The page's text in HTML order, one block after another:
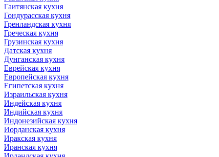
Гаитянская кухня
Гондурасская кухня
Гренландская кухня
Греческая кухня
Грузинская кухня
Датская кухня
Дунганская кухня
Еврейская кухня
Европейская кухня
Египетская кухня
Израильская кухня
Индейская кухня
Индийская кухня
Индонезийская кухня
Иорданская кухня
Иракская кухня
Иранская кухня